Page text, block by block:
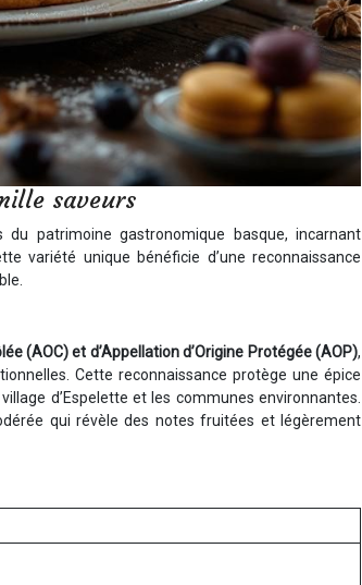
saveurs
du patrimoine gastronomique basque, incarnant
variété unique bénéficie d’une reconnaissance
(AOC) et d’Appellation d’Origine Protégée (AOP),
Cette reconnaissance protège une épice
d’Espelette et les communes environnantes.
qui révèle des notes fruitées et légèrement